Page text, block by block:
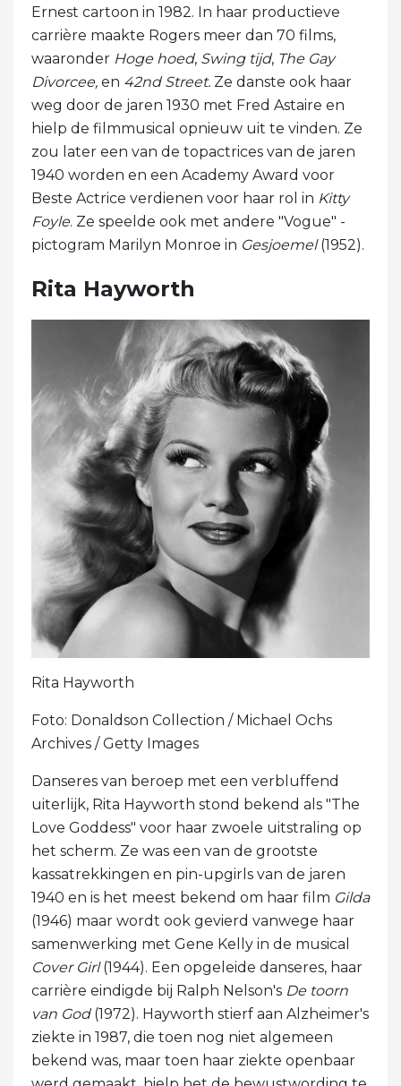
Ernest cartoon in 1982. In haar productieve
carrière maakte Rogers meer dan 70 films,
waaronder Hoge hoed, Swing tijd, The Gay
Divorcee, en 42nd Street. Ze danste ook haar
weg door de jaren 1930 met Fred Astaire en
hielp de filmmusical opnieuw uit te vinden. Ze
zou later een van de topactrices van de jaren
1940 worden en een Academy Award voor
Beste Actrice verdienen voor haar rol in Kitty
Foyle. Ze speelde ook met andere "Vogue" -
pictogram Marilyn Monroe in Gesjoemel(1952).
Rita Hayworth
Rita Hayworth
Foto: Donaldson Collection / Michael Ochs
Archives / Getty Images
Danseres van beroep met een verbluffend
uiterlijk, Rita Hayworth stond bekend als "The
Love Goddess" voor haar zwoele uitstraling op
het scherm. Ze was een van de grootste
kassatrekkingen en pin-upgirls van de jaren
1940 en is het meest bekend om haar film Gilda
(1946) maar wordt ook gevierd vanwege haar
samenwerking met Gene Kelly in de musical
Cover Girl(1944). Een opgeleide danseres, haar
carrière eindigde bij Ralph Nelson's De toorn
van God(1972). Hayworth stierf aan Alzheimer's
ziekte in 1987, die toen nog niet algemeen
bekend was, maar toen haar ziekte openbaar